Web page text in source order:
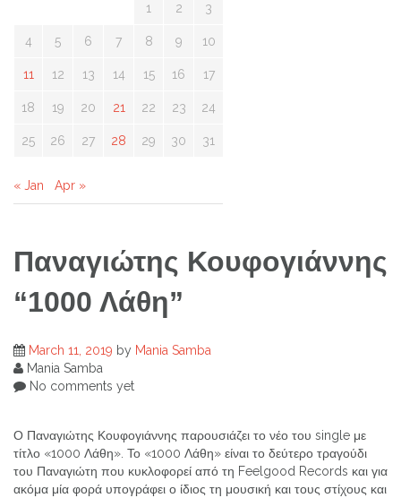
1 2 3
4 5 6 7 8 9 10
11 12 13 14 15 16 17
18 19 20 21 22 23 24
25 26 27 28 29 30 31
« Jan Apr »
Παναγιώτης Κουφογιάννης
“1000 Λάθη”
March 11, 2019 by Mania Samba
Mania Samba
No comments yet
Ο Παναγιώτης Κουφογιάννης παρουσιάζει το νέο του single με
τίτλο «1000 Λάθη». Το «1000 Λάθη» είναι το δεύτερο τραγούδι
του Παναγιώτη που κυκλοφορεί από τη Feelgood Records και για
ακόμα μία φορά υπογράφει ο ίδιος τη μουσική και τους στίχους και